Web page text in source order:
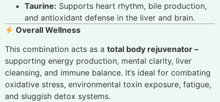
Taurine: Supports heart rhythm, bile production,
and antioxidant defense in the liver and brain.
Overall Wellness
This combination acts as a total body rejuvenator –
supporting energy production, mental clarity, liver
cleansing, and immune balance. It’s ideal for combating
oxidative stress, environmental toxin exposure, fatigue,
and sluggish detox systems.